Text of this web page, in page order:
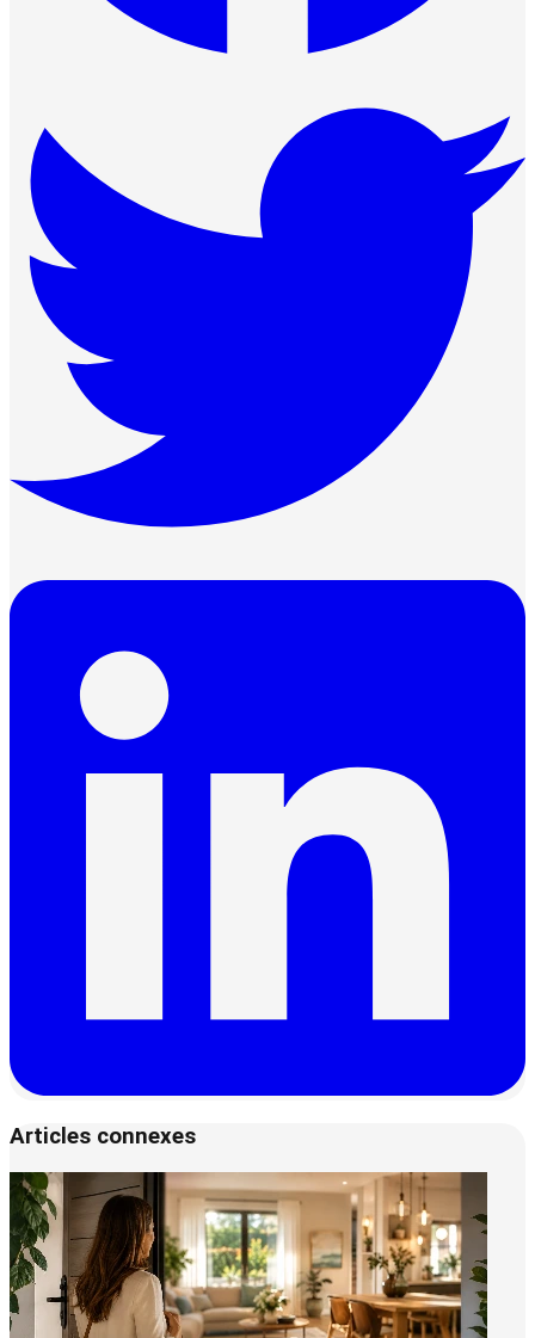
Articles connexes